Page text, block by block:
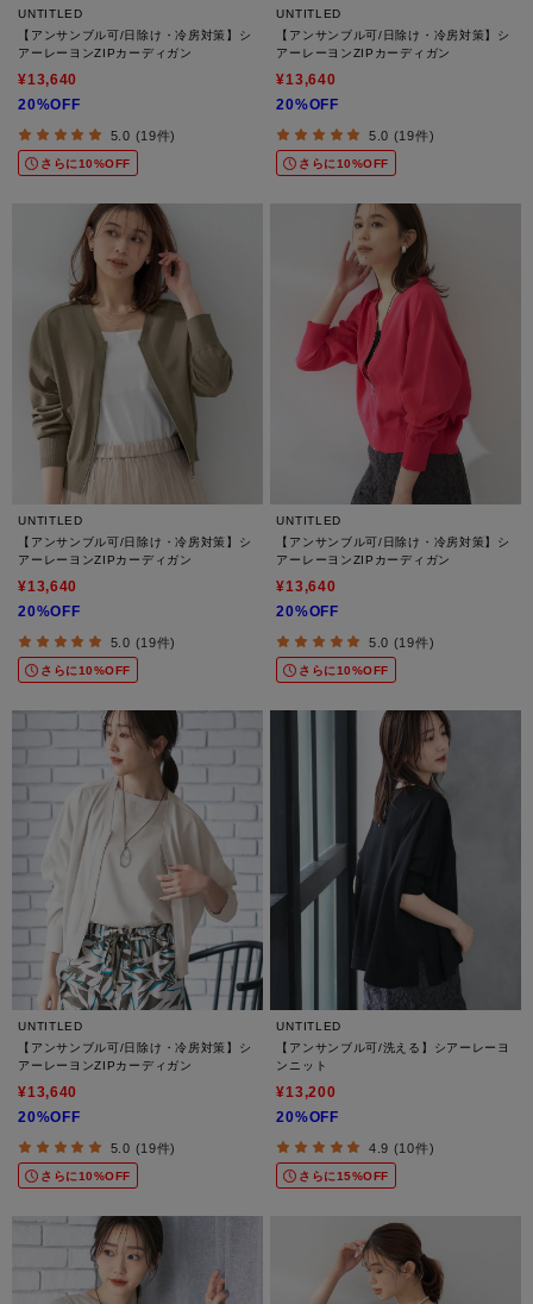
UNTITLED
【アンサンブル可/日除け・冷房対策】シ
アーレーヨンZIPカーディガン
¥13,640
20%OFF
5.0 (19件)
さらに10%OFF
UNTITLED
【アンサンブル可/日除け・冷房対策】シ
アーレーヨンZIPカーディガン
¥13,640
20%OFF
5.0 (19件)
さらに10%OFF
UNTITLED
【アンサンブル可/日除け・冷房対策】シ
アーレーヨンZIPカーディガン
¥13,640
20%OFF
5.0 (19件)
さらに10%OFF
UNTITLED
【アンサンブル可/日除け・冷房対策】シ
アーレーヨンZIPカーディガン
¥13,640
20%OFF
5.0 (19件)
さらに10%OFF
UNTITLED
【アンサンブル可/日除け・冷房対策】シ
アーレーヨンZIPカーディガン
¥13,640
20%OFF
5.0 (19件)
さらに10%OFF
UNTITLED
【アンサンブル可/洗える】シアーレーヨ
ンニット
¥13,200
20%OFF
4.9 (10件)
さらに15%OFF